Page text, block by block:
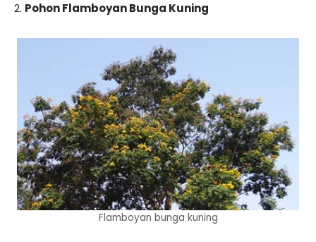
Pohon Flamboyan Bunga Kuning
Flamboyan bunga kuning